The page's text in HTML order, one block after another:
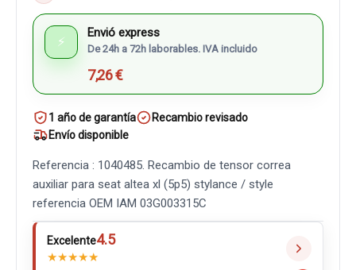
⚡
Envió express
De 24h a 72h laborables. IVA incluido
7,26 €
1 año de garantía
Recambio revisado
Envío disponible
Referencia : 1040485. Recambio de tensor correa
auxiliar para seat altea xl (5p5) stylance / style
referencia OEM IAM 03G003315C
Excelente4.5
★★★★★